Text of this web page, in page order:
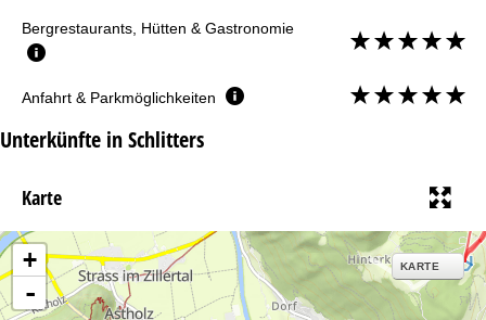
Bergrestaurants, Hütten & Gastronomie
Anfahrt & Parkmöglichkeiten
Unterkünfte in Schlitters
Karte
+
-
KARTE